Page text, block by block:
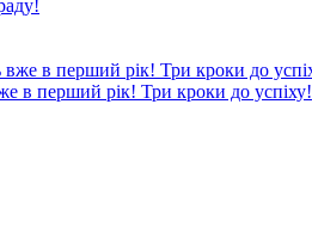
в перший рік! Три кроки до успіху!